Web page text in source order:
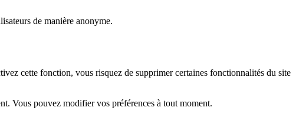
de manière anonyme.
cette fonction, vous risquez de supprimer certaines fonctionnalités du site
Vous pouvez modifier vos préférences à tout moment.